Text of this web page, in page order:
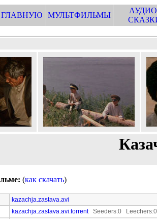
МУЛЬТФИЛЬМЫ
(как скачать)
kazachja.zastava.avi
kazachja.zastava.avi.torrentSeeders:0 Leechers:0